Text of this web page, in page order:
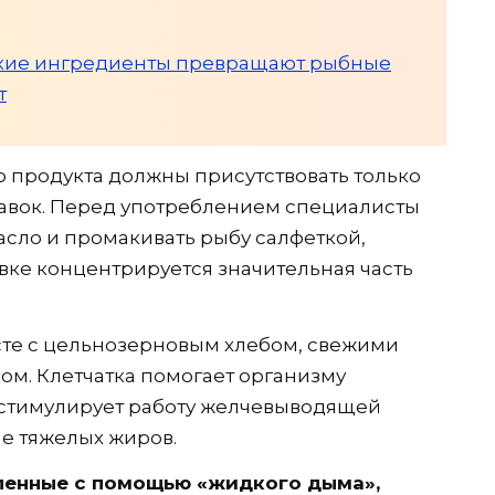
ингредиенты превращают рыбные
продукта должны присутствовать только
Перед употреблением специалисты
и промакивать рыбу салфеткой,
концентрируется значительная часть
с цельнозерновым хлебом, свежими
Клетчатка помогает организму
работу желчевыводящей
тяжелых жиров.
с помощью «жидкого дыма»,